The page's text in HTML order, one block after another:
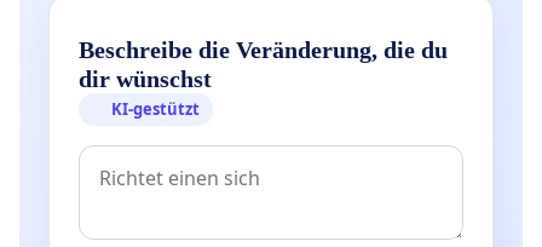
Beschreibe die Veränderung, die du
dir wünschst
KI-gestützt